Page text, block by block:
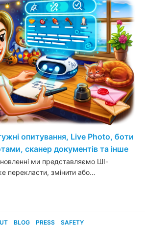
опитування, Live Photo, боти
сканер документів та інше
ми представляємо ШІ-
перекласти, змінити або…
BLOG PRESS SAFETY